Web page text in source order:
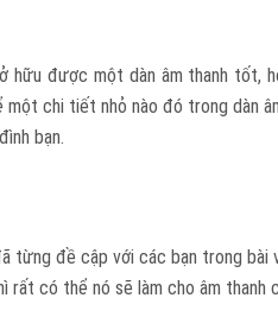
hữu được một dàn âm thanh tốt,
một chi tiết nhỏ nào đó trong dàn
bạn.
từng đề cập với các bạn trong
có thể nó sẽ làm cho âm thanh